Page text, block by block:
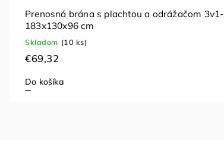
Prenosná brána s plachtou a odrážačom 3v1-
183x130x96 cm
Skladom (10 ks)
€69,32
Do košíka